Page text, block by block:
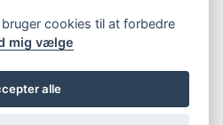
cookies til at forbedre
mig vælge
alle